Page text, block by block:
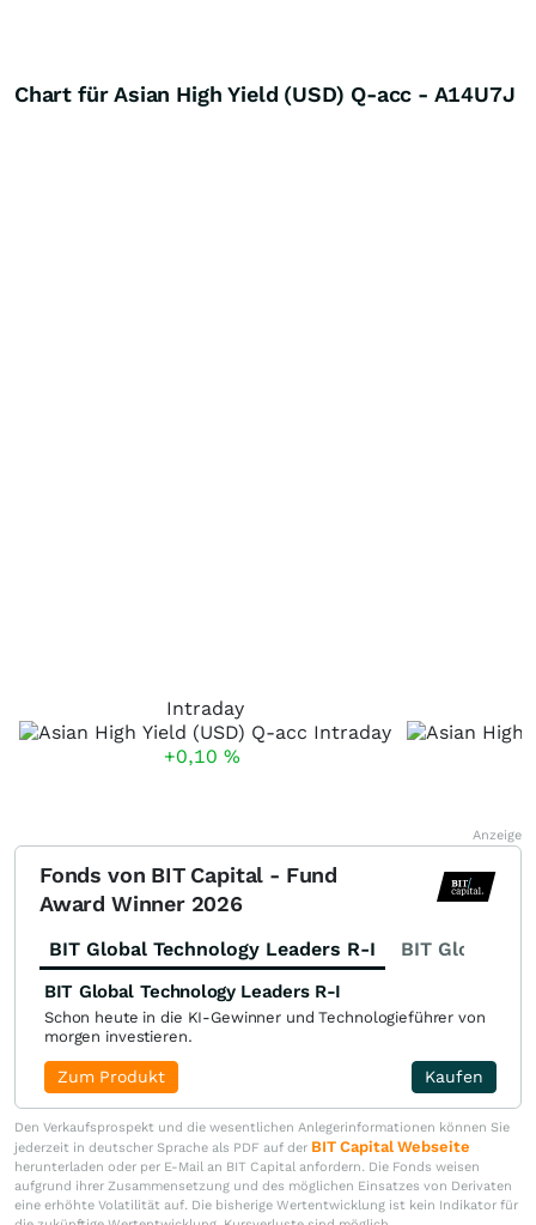
Chart für Asian High Yield (USD) Q-acc - A14U7J
Intraday
+0,10 %
Anzeige
Fonds von BIT Capital - Fund
Award Winner 2026
BIT Global Technology Leaders R-I BIT Global
BIT Global Technology Leaders R-I
Schon heute in die KI-Gewinner und Technologieführer von
morgen investieren.
Kaufen
Zum Produkt
Den Verkaufsprospekt und die wesentlichen Anlegerinformationen können Sie
jederzeit in deutscher Sprache als PDF auf der BIT Capital Webseite
herunterladen oder per E-Mail an BIT Capital anfordern. Die Fonds weisen
aufgrund ihrer Zusammensetzung und des möglichen Einsatzes von Derivaten
eine erhöhte Volatilität auf. Die bisherige Wertentwicklung ist kein Indikator für